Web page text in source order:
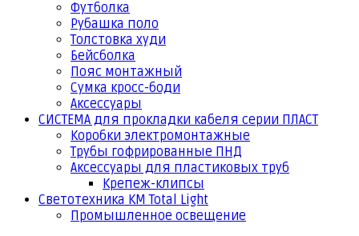
Футболка
Рубашка поло
Толстовка худи
Бейсболка
Пояс монтажный
Сумка кросс-боди
Аксессуары
СИСТЕМА для прокладки кабеля серии ПЛАСТ
Коробки электромонтажные
Трубы гофрированные ПНД
Аксессуары для пластиковых труб
Крепеж-клипсы
Светотехника КМ Total Light
Промышленное освещение